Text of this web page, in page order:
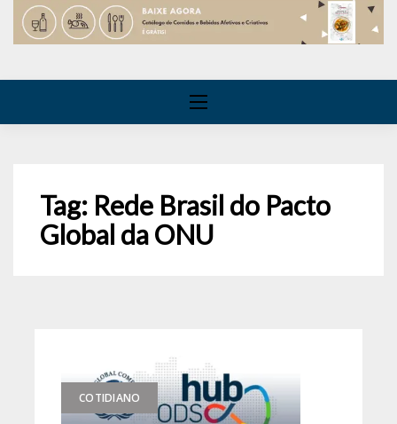
Tag: Rede Brasil do Pacto
Global da ONU
COTIDIANO